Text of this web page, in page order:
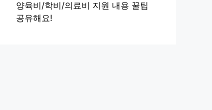
양육비/학비/의료비 지원 내용 꿀팁
공유해요!